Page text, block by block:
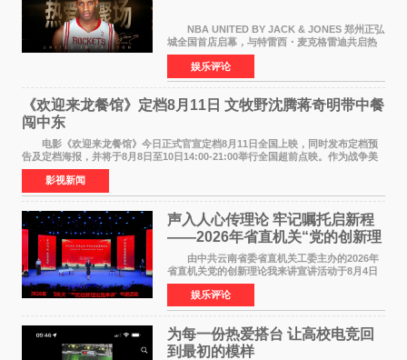
NBA UNITED BY JACK & JONES 郑州正弘
城全国首店启幕，与特雷西・麦克格雷迪共启热
爱 2026 年7 月21 日，
NBAUNITEDBYJACK&JONES 全国首店，于郑
州正弘城正式启幕。NBA 传奇球星
娱乐评论
《欢迎来龙餐馆》定档8月11日 文牧野沈腾蒋奇明带中餐
闯中东
电影《欢迎来龙餐馆》今日正式官宣定档8月11日全国上映，同时发布定档预
告及定档海报，并将于8月8日至10日14:00-21:00举行全国超前点映。作为战争美
食大片，影片讲述的是中国厨师徐福（沈腾
影视新闻
声入人心传理论 牢记嘱托启新程
——2026年省直机关“党的创新理
论我来讲”宣讲活动圆满落幕
由中共云南省委省直机关工委主办的2026年
省直机关党的创新理论我来讲宣讲活动于8月4日
至5日在昆明举办。活动以 "牢记嘱托 感恩奋进
开创云南发展新局面 "为主题，坚持以新时代中国
特色社会主义
娱乐评论
为每一份热爱搭台 让高校电竞回
到最初的模样